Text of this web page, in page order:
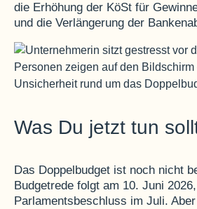
die Erhöhung der KöSt für
und die Verlängerung der
Was Du jetzt tun
Das Doppelbudget ist noch nicht
Budgetrede folgt am 10. Juni
Parlamentsbeschluss im Juli.